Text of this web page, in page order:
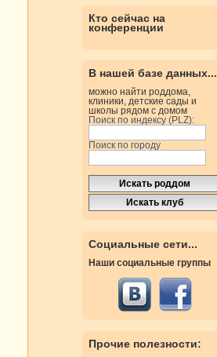
Кто сейчас на
конференции
В нашей базе данных...
можно найти роддома,
клиники, детские сады и
школы рядом с домом
Поиск по индексу (PLZ):
Поиск по городу
Социальные сети...
Наши социальные группы
Прочие полезности: